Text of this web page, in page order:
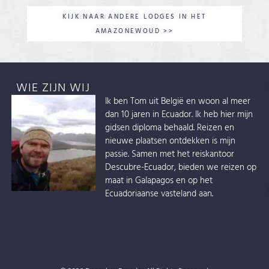
KIJK NAAR ANDERE LODGES IN HET
AMAZONEWOUD >>
WIE ZIJN WIJ
Ik ben Tom uit België en woon al meer
dan 10 jaren in Ecuador. Ik heb hier mijn
gidsen diploma behaald. Reizen en
nieuwe plaatsen ontdekken is mijn
passie. Samen met het reiskantoor
Descubre-Ecuador, bieden we reizen op
maat in Galapagos en op het
Ecuadoriaanse vasteland aan.